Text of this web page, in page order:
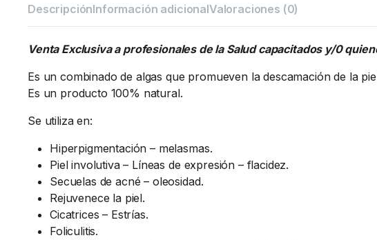
DescripciónInformación adicionalValoraciones (0)
Venta Exclusiva a profesionales de la Salud capacitados y/0
Es un combinado de algas que promueven la descamación de la
Es un producto 100% natural.
Se utiliza en:
Hiperpigmentación – melasmas.
Piel involutiva – Líneas de expresión – flacidez.
Secuelas de acné – oleosidad.
Rejuvenece la piel.
Cicatrices – Estrías.
Foliculitis.